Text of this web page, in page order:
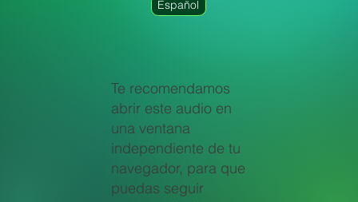
Español
Te recomendamos
abrir este audio en
una ventana
independiente de tu
navegador, para que
puedas seguir